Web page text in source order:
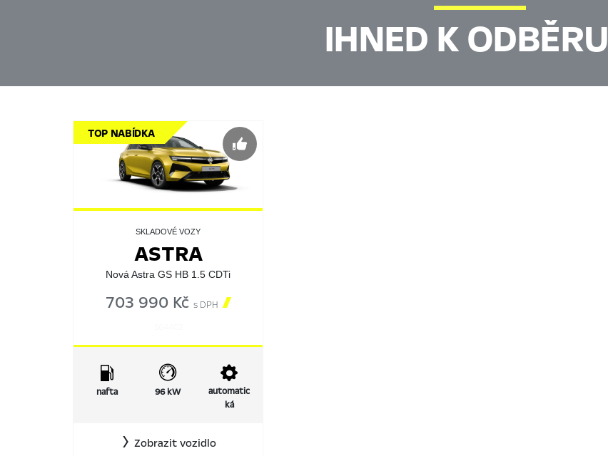
IHNED K ODBĚRU
TOP NABÍDKA
SKLADOVÉ VOZY
ASTRA
Nová Astra GS HB 1.5 CDTi
703 990 Kč s DPH 
nafta 96 kW
automatic
ká
Zobrazit vozidlo